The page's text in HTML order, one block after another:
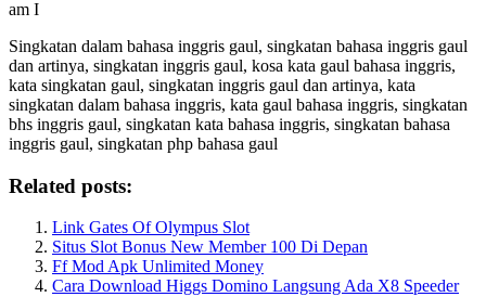
am I
Singkatan dalam bahasa inggris gaul, singkatan bahasa inggris gaul
dan artinya, singkatan inggris gaul, kosa kata gaul bahasa inggris,
kata singkatan gaul, singkatan inggris gaul dan artinya, kata
singkatan dalam bahasa inggris, kata gaul bahasa inggris, singkatan
bhs inggris gaul, singkatan kata bahasa inggris, singkatan bahasa
inggris gaul, singkatan php bahasa gaul
Related posts:
Link Gates Of Olympus Slot
Situs Slot Bonus New Member 100 Di Depan
Ff Mod Apk Unlimited Money
Cara Download Higgs Domino Langsung Ada X8 Speeder